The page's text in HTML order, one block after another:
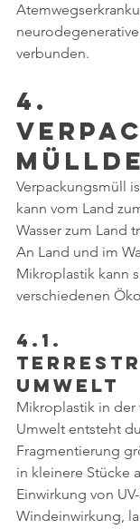
verbunden.
4.
Verpackungsmüll
kann vom Land
Wasser zum Land
An Land und im
Mikroplastik kann
verschiedenen
4.1.
Umwelt
Mikroplastik in der
Umwelt entsteht
Fragmentierung
in kleinere Stücke
Einwirkung von
Windeinwirkung,